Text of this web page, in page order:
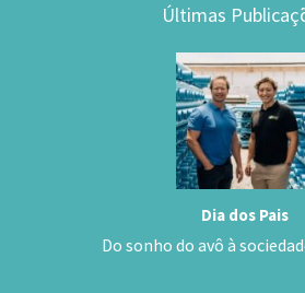
Últimas
Dia dos Pais
Do sonho do avô à